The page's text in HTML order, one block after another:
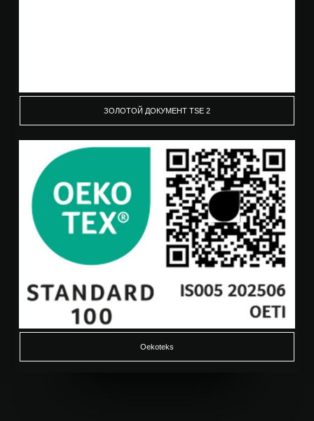
ЗОЛОТОЙ ДОКУМЕНТ TSE 2
Oekoteks